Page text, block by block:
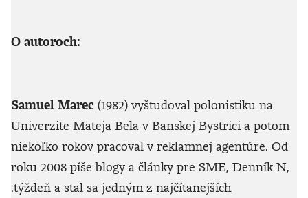
O autoroch:
Samuel Marec (1982) vyštudoval polonistiku na
Univerzite Mateja Bela v Banskej Bystrici a potom
niekoľko rokov pracoval v reklamnej agentúre. Od
roku 2008 píše blogy a články pre SME, Denník N,
.týždeň a stal sa jedným z najčítanejších